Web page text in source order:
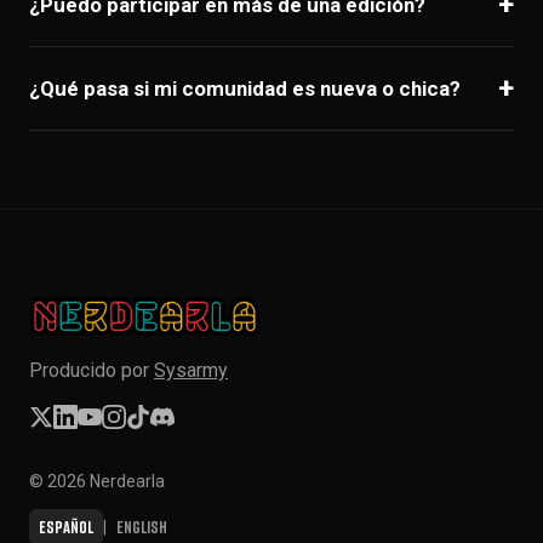
¿Puedo participar en más de una edición?
¿Qué pasa si mi comunidad es nueva o chica?
Producido por Sysarmy
© 2026 Nerdearla
Español English